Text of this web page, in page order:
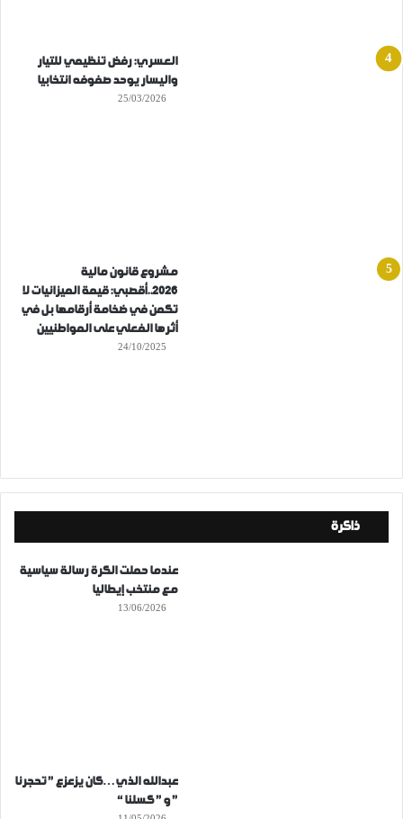
العسري: رفض تنظيمي للتيار
واليسار يوحد صفوفه انتخابيا
25/03/2026
مشروع قانون مالية
2026..أقصبي: قيمة الميزانيات لا
تكمن في ضخامة أرقامها بل في
أثرها الفعلي على المواطنيين
24/10/2025
ذاكرة
عندما حملت الكرة رسالة سياسية
مع منتخب إيطاليا
13/06/2026
عبدالله الذي…كان يزعزع ” تحجرنا
” و ” كسلنا “